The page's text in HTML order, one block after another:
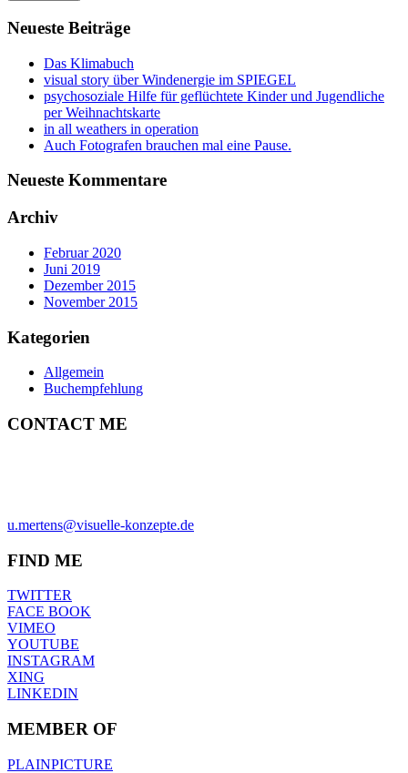
Neueste Beiträge
Das Klimabuch
visual story über Windenergie im SPIEGEL
psychosoziale Hilfe für geflüchtete Kinder und Jugendliche
per Weihnachtskarte
in all weathers in operation
Auch Fotografen brauchen mal eine Pause.
Neueste Kommentare
Archiv
Februar 2020
Juni 2019
Dezember 2015
November 2015
Kategorien
Allgemein
Buchempfehlung
CONTACT ME
u.mertens@visuelle-konzepte.de
FIND ME
TWITTER
FACE BOOK
VIMEO
YOUTUBE
INSTAGRAM
XING
LINKEDIN
MEMBER OF
PLAINPICTURE